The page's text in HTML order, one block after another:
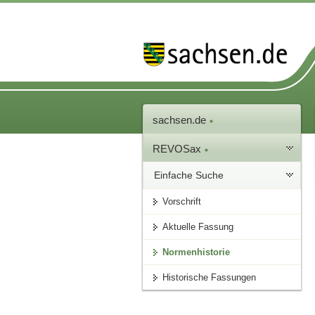
sachsen.de
REVOSax
Einfache Suche
Vorschrift
Aktuelle Fassung
Normenhistorie
Historische Fassungen